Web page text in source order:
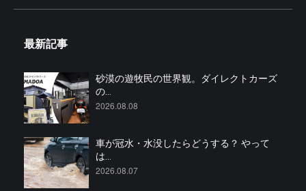
最新記事
砂漠の遊牧民の世界観。ダイレクトカーズ
の...
2026.08.08
車が冠水・水没したらどうする？ やって
は...
2026.08.07